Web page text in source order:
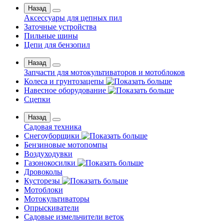
Назад
Аксессуары для цепных пил
Заточные устройства
Пильные шины
Цепи для бензопил
Назад
Запчасти для мотокультиваторов и мотоблоков
Колеса и грунтозацепы
Навесное оборудование
Сцепки
Назад
Садовая техника
Снегоуборщики
Бензиновые мотопомпы
Воздуходувки
Газонокосилки
Дровоколы
Кусторезы
Мотоблоки
Мотокультиваторы
Опрыскиватели
Садовые измельчители веток